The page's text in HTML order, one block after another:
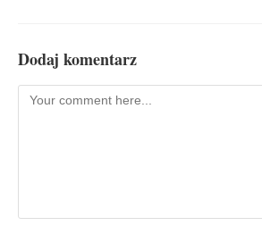
Dodaj komentarz